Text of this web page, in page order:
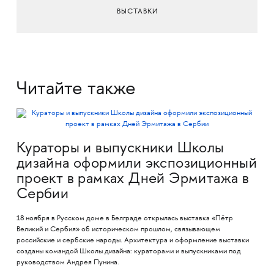
ВЫСТАВКИ
Читайте также
Кураторы и выпускники Школы
дизайна оформили экспозиционный
проект в рамках Дней Эрмитажа в
Сербии
18 ноября в Русском доме в Белграде открылась выставка «Пётр
Великий и Сербия» об историческом прошлом, связывающем
российские и сербские народы. Архитектура и оформление выставки
созданы командой Школы дизайна: кураторами и выпускниками под
руководством Андрея Пунина.